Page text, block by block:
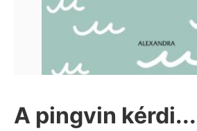
A pingvin